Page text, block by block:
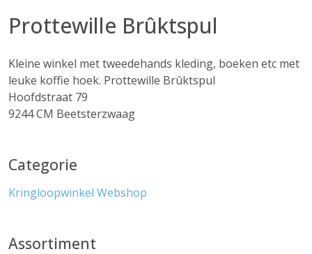
Prottewille Brûktspul
Kleine winkel met tweedehands kleding, boeken etc met
leuke koffie hoek. Prottewille Brûktspul
Hoofdstraat 79
9244 CM Beetsterzwaag
Categorie
Kringloopwinkel Webshop
Assortiment